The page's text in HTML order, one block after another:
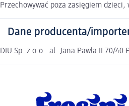
Przechowywać poza zasięgiem
Dane producenta/
DIU Sp. z o.o. al. Jana Pawła II 70/40